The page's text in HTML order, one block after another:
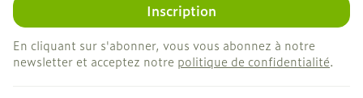
Inscription
En cliquant sur s'abonner, vous vous abonnez à notre
newsletter et acceptez notre politique de confidentialité.